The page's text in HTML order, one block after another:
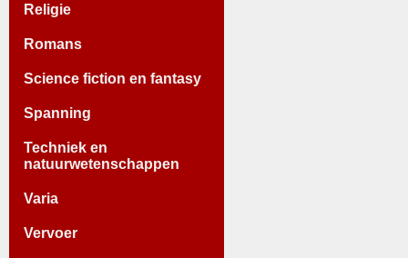
Religie
Romans
Science fiction en fantasy
Spanning
Techniek en
natuurwetenschappen
Varia
Vervoer